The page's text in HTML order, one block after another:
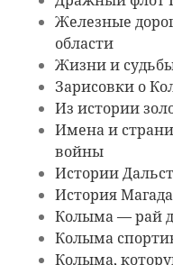
Железные
области
Жизни и
Зарисовки о
Из истории
Имена и
войны
Истории
История
Колыма — рай
Колыма
Колыма,